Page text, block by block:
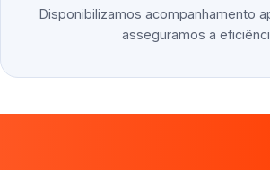
Disponibilizamos acompanhamento
asseguramos a